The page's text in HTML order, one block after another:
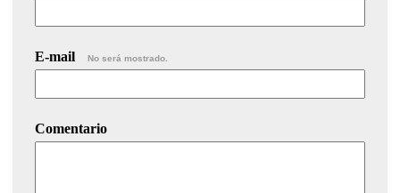
E-mail No será mostrado.
Comentario